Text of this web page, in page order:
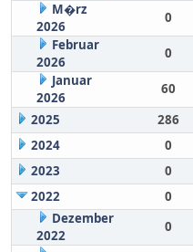
M�rz
2026
0
Februar
2026
0
Januar
2026
60
2025
286
2024
0
2023
0
2022
0
Dezember
2022
0